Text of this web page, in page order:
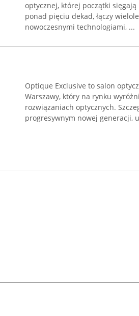
optycznej, której początki
ponad pięciu dekad, łączy
nowoczesnymi technologiami, ...
Optique Exclusive to salon
Warszawy, który na rynku
rozwiązaniach optycznych.
progresywnym nowej generacji,